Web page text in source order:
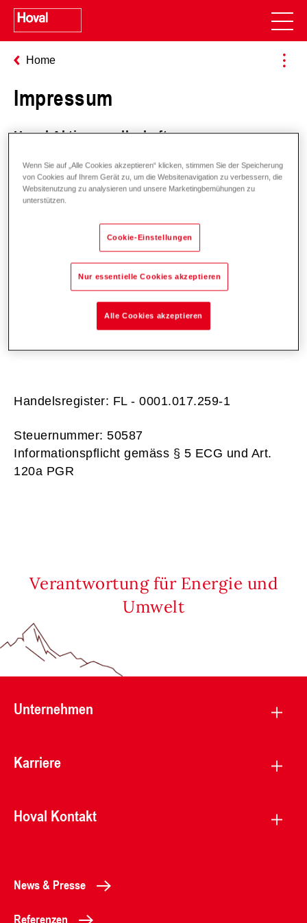
Home
Impressum
Hoval Aktiengesellschaft
9490 Vaduz
Fürstentum Liechtenstein
+423 399 2400
+423 399 2411
info@hoval.com
Internet: www.hoval.com
Handelsregister: FL - 0001.017.259-1
Steuernummer: 50587
Informationspflicht gemäss § 5 ECG und Art.
120a PGR
Verantwortung für Energie und
Umwelt
Unternehmen
Karriere
Hoval Kontakt
News & Presse
Referenzen
Wenn Sie auf „Alle Cookies akzeptieren“ klicken, stimmen Sie der Speicherung
von Cookies auf Ihrem Gerät zu, um die Websitenavigation zu verbessern, die
Websitenutzung zu analysieren und unsere Marketingbemühungen zu
unterstützen.
Cookie-Einstellungen
Nur essentielle Cookies akzeptieren
Alle Cookies akzeptieren